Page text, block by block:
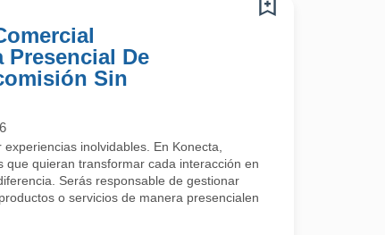
Presencial De
Sin
inolvidables. En Konecta,
que quieran transformar cada interacción en
Serás responsable de gestionar
o servicios de manera presencialen